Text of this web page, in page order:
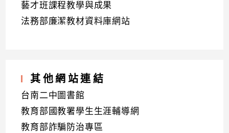
藝才班課程教學與成果
法務部廉潔教材資料庫網站
其他網站連結
台南二中圖書館
教育部國教署學生生涯輔導網
教育部詐騙防治專區